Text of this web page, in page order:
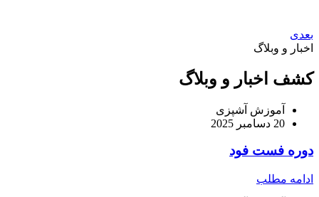
بعدی
اخبار و وبلاگ
کشف اخبار و وبلاگ
آموزش آشپزی
20 دسامبر 2025
دوره فست فود
ادامه مطلب